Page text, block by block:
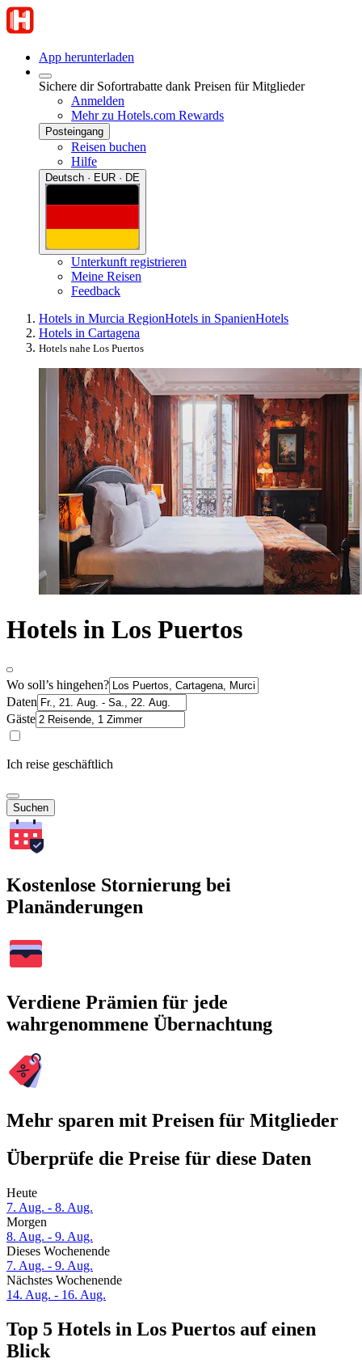
App herunterladen
Sichere dir Sofortrabatte dank Preisen für Mitglieder
Anmelden
Mehr zu Hotels.com Rewards
Posteingang
Reisen buchen
Hilfe
Deutsch · EUR · DE
Unterkunft registrieren
Meine Reisen
Feedback
Hotels in Murcia RegionHotels in SpanienHotels
Hotels in Cartagena
Hotels nahe Los Puertos
Hotels in Los Puertos
Wo soll’s hingehen?
Daten
Gäste
Ich reise geschäftlich
Suchen
Kostenlose Stornierung bei
Planänderungen
Verdiene Prämien für jede
wahrgenommene Übernachtung
Mehr sparen mit Preisen für Mitglieder
Überprüfe die Preise für diese Daten
Heute
7. Aug. - 8. Aug.
Morgen
8. Aug. - 9. Aug.
Dieses Wochenende
7. Aug. - 9. Aug.
Nächstes Wochenende
14. Aug. - 16. Aug.
Top 5 Hotels in Los Puertos auf einen
Blick